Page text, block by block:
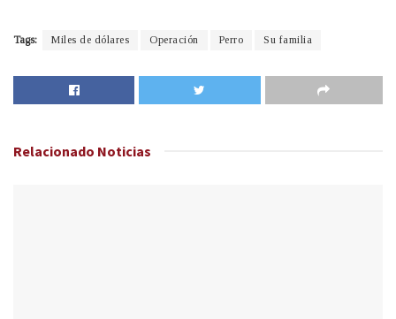
Tags: Miles de dólares Operación Perro Su familia
Relacionado Noticias